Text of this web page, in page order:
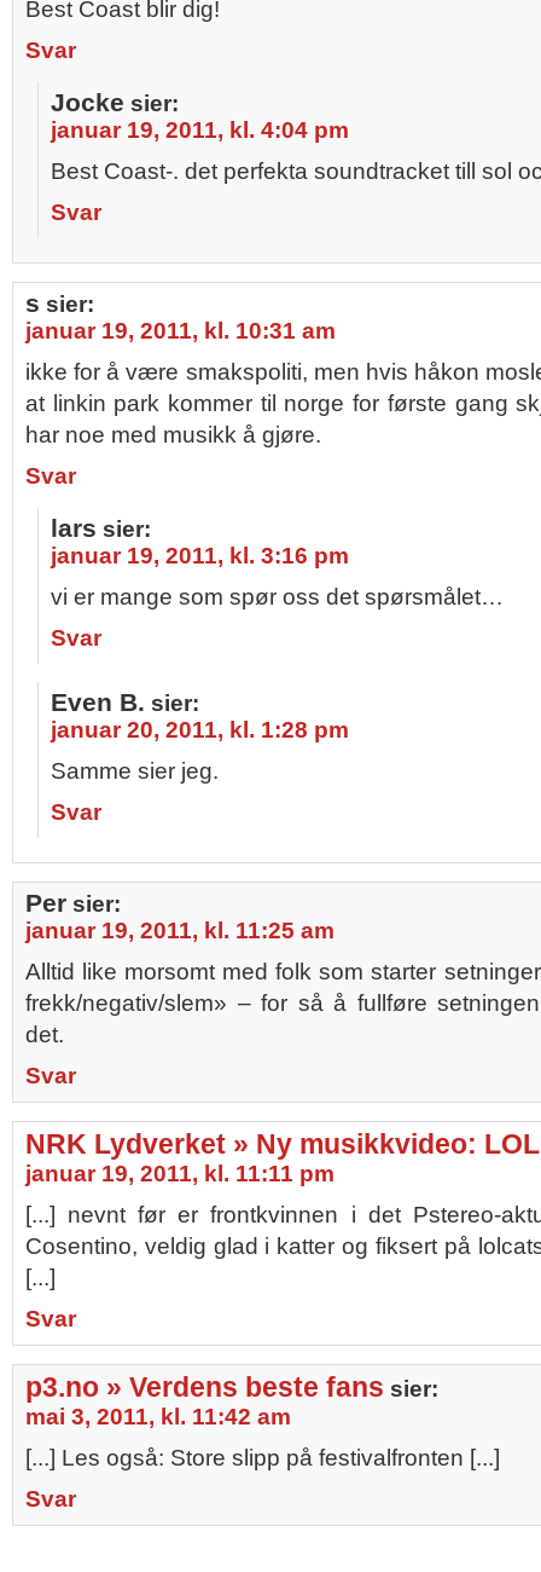
Best Coast blir dig!
Svar
Jocke sier:
januar 19, 2011, kl. 4:04 pm
Best Coast-. det perfekta soundtracket till sol
Svar
s sier:
januar 19, 2011, kl. 10:31 am
ikke for å være smakspoliti, men hvis håkon
at linkin park kommer til norge for første gang
har noe med musikk å gjøre.
Svar
lars sier:
januar 19, 2011, kl. 3:16 pm
vi er mange som spør oss det spørsmålet…
Svar
Even B. sier:
januar 20, 2011, kl. 1:28 pm
Samme sier jeg.
Svar
Per sier:
januar 19, 2011, kl. 11:25 am
Alltid like morsomt med folk som starter
frekk/negativ/slem» – for så å fullføre
det.
Svar
NRK Lydverket » Ny musikkvideo:
januar 19, 2011, kl. 11:11 pm
[...] nevnt før er frontkvinnen i det Pstereo-
Cosentino, veldig glad i katter og fiksert på
[...]
Svar
p3.no » Verdens beste fans sier:
mai 3, 2011, kl. 11:42 am
[...] Les også: Store slipp på festivalfronten [...]
Svar